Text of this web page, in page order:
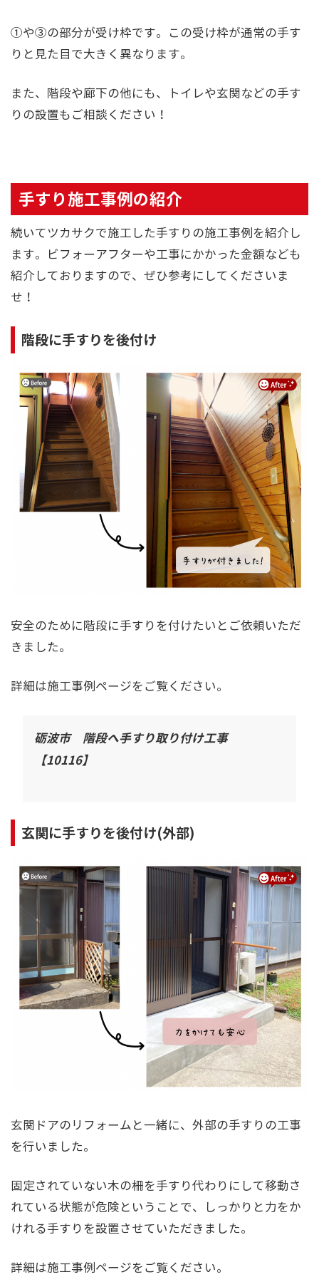
①や③の部分が受け枠です。この受け枠が通常の手す
りと見た目で大きく異なります。
また、階段や廊下の他にも、トイレや玄関などの手す
りの設置もご相談ください！
手すり施工事例の紹介
続いてツカサクで施工した手すりの施工事例を紹介し
ます。ビフォーアフターや工事にかかった金額なども
紹介しておりますので、ぜひ参考にしてくださいま
せ！
階段に手すりを後付け
安全のために階段に手すりを付けたいとご依頼いただ
きました。
詳細は施工事例ページをご覧ください。
砺波市 階段へ手すり取り付け工事
【10116】
玄関に手すりを後付け(外部)
玄関ドアのリフォームと一緒に、外部の手すりの工事
を行いました。
固定されていない木の柵を手すり代わりにして移動さ
れている状態が危険ということで、しっかりと力をか
けれる手すりを設置させていただきました。
詳細は施工事例ページをご覧ください。